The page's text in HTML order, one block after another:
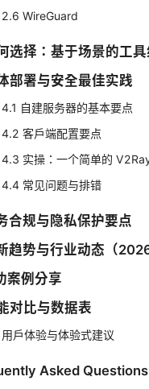
2.6 WireGuard
选择：基于场景的工具
部署与安全最佳实践
4.1 自建服务器的基本要点
4.2 客户端配置要点
4.3 实操：一个简单的
4.4 常见问题与排错
合规与隐私保护要点
趋势与行业动态（2026
案例分享
对比与数据表
用户体验与体验式建议
Asked Questions